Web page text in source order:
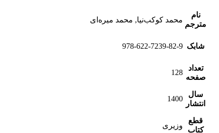
نام
مترجم
محمد كوكب‌نيا, محمد میره‌ای
شابک 978-622-7239-82-9
تعداد
صفحه
128
سال
انتشار
1400
قطع
کتاب
وزیری